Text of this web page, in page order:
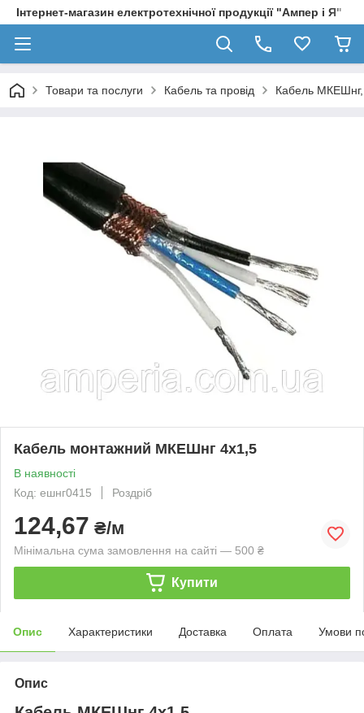
Інтернет-магазин електротехнічної продукції "Ампер і Я"
Товари та послуги Кабель та провід Кабель
Кабель монтажний МКЕШнг 4х1,5
В наявності
Код: ешнг0415
Роздріб
124,67 ₴/м
Мінімальна сума замовлення на сайті — 500 ₴
Купити
Опис Характеристики Доставка Оплата Умови
Опис